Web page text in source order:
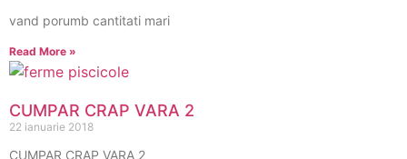
vand porumb cantitati mari
Read More »
CUMPAR CRAP VARA 2
22 ianuarie 2018
CUMPAR CRAP VARA 2